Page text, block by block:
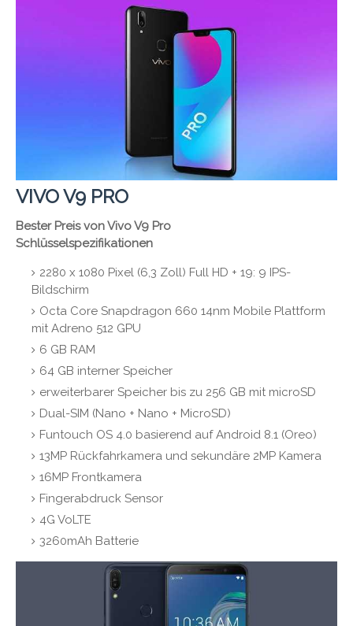
VIVO V9 PRO
Bester Preis von Vivo V9 Pro
Schlüsselspezifikationen
2280 x 1080 Pixel (6,3 Zoll) Full HD + 19: 9 IPS-
Bildschirm
Octa Core Snapdragon 660 14nm Mobile Plattform
mit Adreno 512 GPU
6 GB RAM
64 GB interner Speicher
erweiterbarer Speicher bis zu 256 GB mit microSD
Dual-SIM (Nano + Nano + MicroSD)
Funtouch OS 4.0 basierend auf Android 8.1 (Oreo)
13MP Rückfahrkamera und sekundäre 2MP Kamera
16MP Frontkamera
Fingerabdruck Sensor
4G VoLTE
3260mAh Batterie